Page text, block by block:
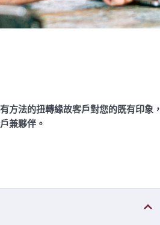
方法的扭轉緣故客戶對您的既有印象，
兼夥伴。